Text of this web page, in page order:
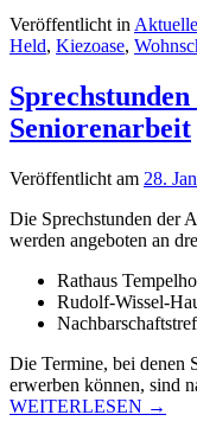
Veröffentlicht in
Held, Kiezoase,
Seniorenarbeit
Veröffentlicht am 28.
Die Sprechstunden der
werden angeboten an
Rathaus
Rudolf-Wissel-
Die Termine, bei denen
erwerben können, sind
WEITERLESEN →